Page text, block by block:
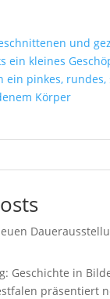
Geschichte in
präsentiert